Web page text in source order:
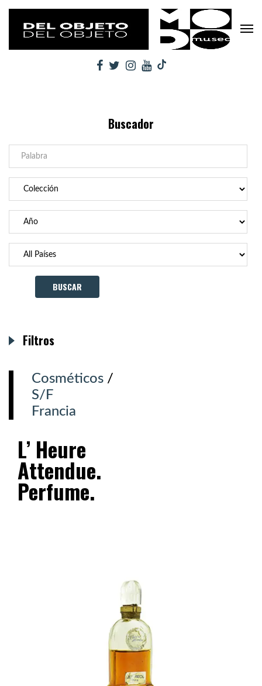
Buscador
Cosméticos /
S/F
Francia
L’ Heure
Attendue.
Perfume.
Filtros